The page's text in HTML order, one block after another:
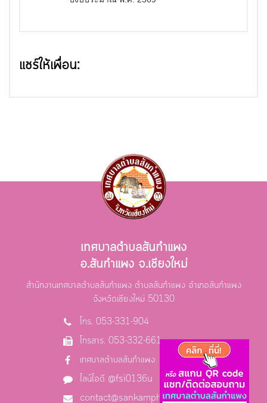
แชร์ให้เพื่อน:
สำนักงานเทศบาลตำบลสันกำแพง ตำบลสันกำแพง อำเภอสันกำแพง
จังหวัดเชียงใหม่ 50130
เทศบาลตำบลสันกำแพง
อ.สันกำแพง จ.เชียงใหม่
โทร. 053-331-904
โทรสาร. 053-332-661
เทศบาลตำบลสันกำแพง
ไลน์ไอดี @fsi0136u
contact@sankamphaeng.go.th